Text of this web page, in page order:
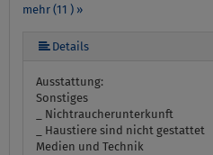
mehr (11 ) »
mehr (11 ) »
mehr (11 ) »
mehr (11 ) »
mehr (11 ) »
mehr (11 ) »
mehr (11 ) »
mehr (11 ) »
Details
Ausstattung:
Sonstiges
_ Nichtraucherunterkunft
_ Haustiere sind nicht gestattet
Medien und Technik